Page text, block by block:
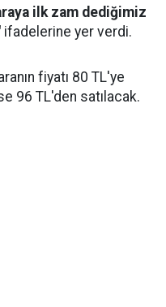
ilk zam dediğimiz
ifadelerine yer verdi.
fiyatı 80 TL'ye
96 TL'den satılacak.